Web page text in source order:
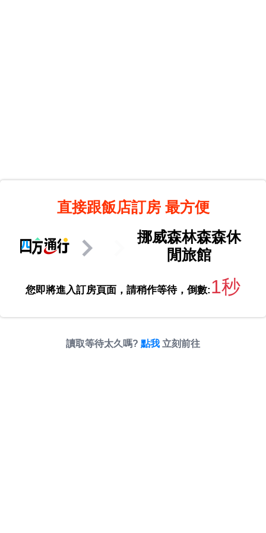
直接跟飯店訂房 最方便
挪威森林森森休
閒旅館
您即將進入訂房頁面，請稍作等待，倒數: 1秒
讀取等待太久嗎? 點我 立刻前往